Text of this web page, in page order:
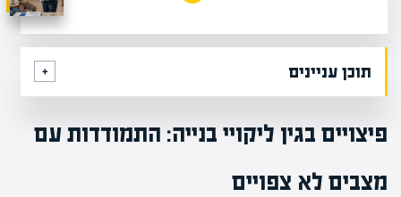
תוכן עניינים
פיצויים בגין ליקויי בנייה: התמודדות עם
מצבים לא צפויים